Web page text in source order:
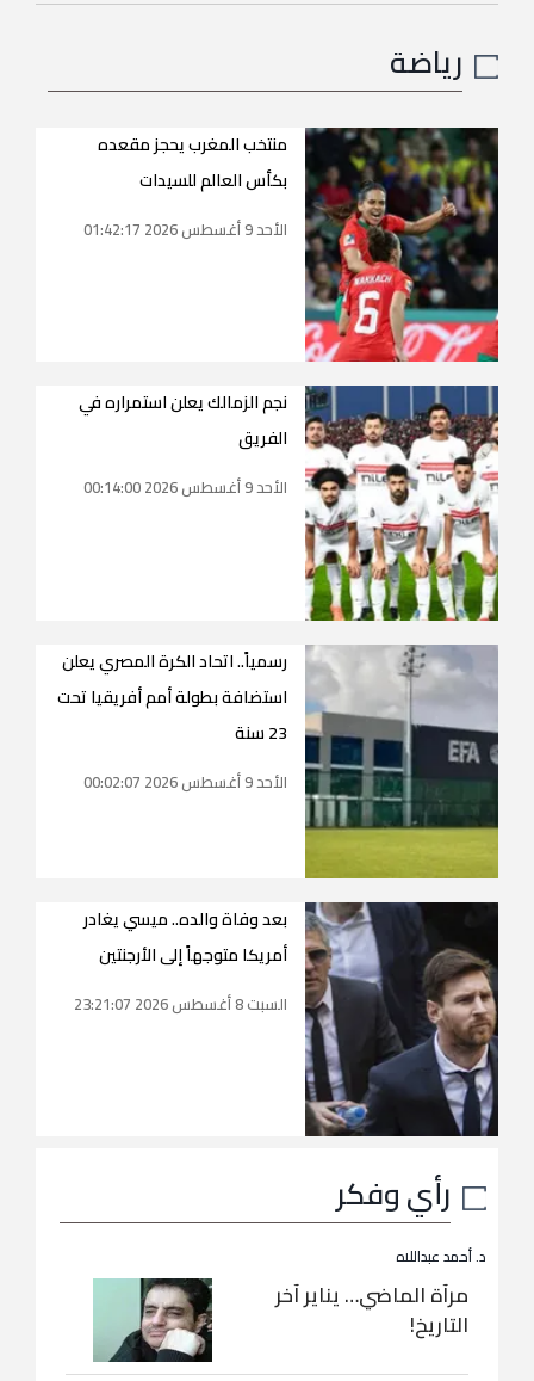
رياضة
منتخب المغرب يحجز مقعده
بكأس العالم للسيدات
الأحد 9 أغسطس 2026 01:42:17
نجم الزمالك يعلن استمراره في
الفريق
الأحد 9 أغسطس 2026 00:14:00
رسمياً.. اتحاد الكرة المصري يعلن
استضافة بطولة أمم أفريقيا تحت
23 سنة
الأحد 9 أغسطس 2026 00:02:07
بعد وفاة والده.. ميسي يغادر
أمريكا متوجهاً إلى الأرجنتين
السبت 8 أغسطس 2026 23:21:07
رأي وفكر
د. أحمد عبداللاه
مرآة الماضي… يناير آخر
التاريخ!